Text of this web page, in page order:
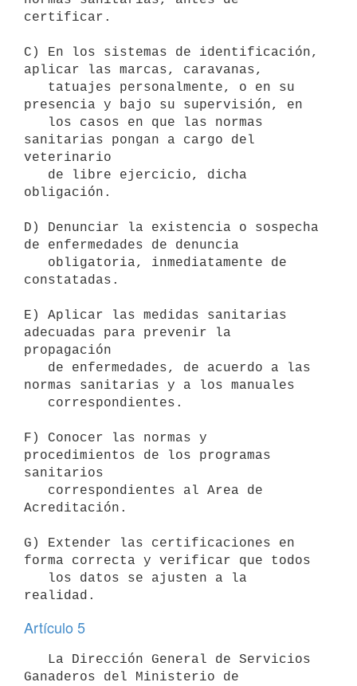
certificar.
C) En los sistemas de identificación,
aplicar las marcas, caravanas,
presencia y bajo su supervisión, en
sanitarias pongan a cargo del
veterinario
obligación.
D) Denunciar la existencia o sospecha
de enfermedades de denuncia
constatadas.
E) Aplicar las medidas sanitarias
adecuadas para prevenir la
propagación
normas sanitarias y a los manuales
F) Conocer las normas y
procedimientos de los programas
sanitarios
Acreditación.
G) Extender las certificaciones en
forma correcta y verificar que todos
realidad.
Artículo 5
Ganaderos del Ministerio de